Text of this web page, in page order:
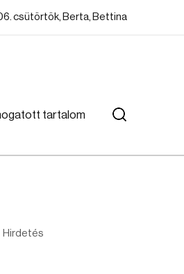
csütörtök, Berta, Bettina
tartalom
Hirdetés